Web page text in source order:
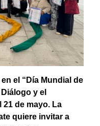
el “Día Mundial de
y el
21 de mayo. La
quiere invitar a